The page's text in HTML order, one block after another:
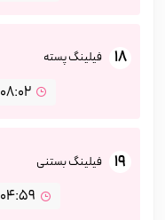
18 فیلینگ پسته
08:02
19 فیلینگ بستنی
04:59